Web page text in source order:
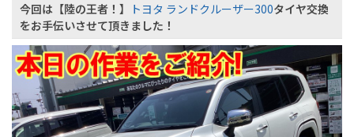
今回は【陸の王者！】 トヨタ ランドクルーザー300タイヤ交換
をお手伝いさせて頂きました！